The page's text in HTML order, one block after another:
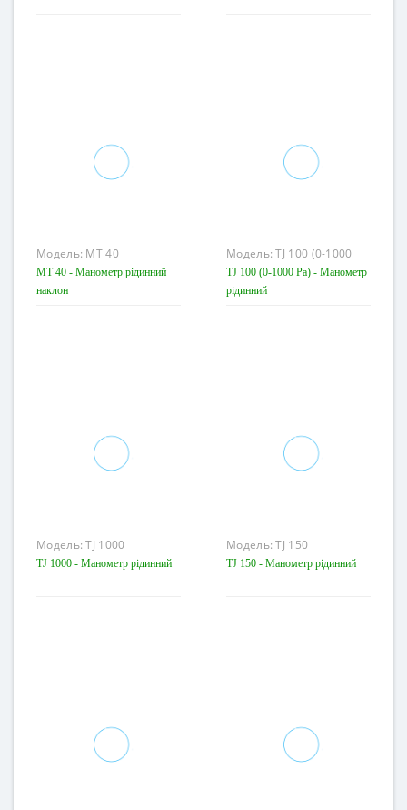
Модель: MT 40
MT 40 - Манометр рідинний
наклон
Модель:TJ 100 (0-1000
Pa)
TJ 100 (0-1000 Pa) - Манометр
рідинний
Модель:TJ 1000
TJ 1000 - Манометр рідинний
Модель:TJ 150
TJ 150 - Манометр рідинний